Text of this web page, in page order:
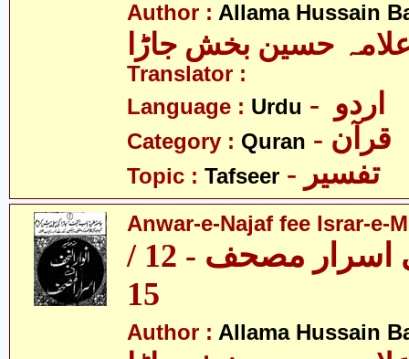
Author : Allama Hussain
حسین بخش جاڑا
Translator :
Language : Urdu
Category : Quran - قرآن
Topic : Tafseer - تفسیر
Anwar-e-Najaf fee Israr-e-
انوار نجف فی اسرار مصحف - 12 /
15
Author : Allama Hussain